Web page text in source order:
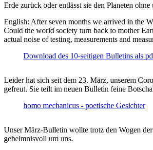
Erde zurück oder entlässt sie den Planeten
English: After seven months we arrived in the
Could the world society turn back to mother
actual noise of testing, measurements and
Download des 10-seitigen Bulletins als
Leider hat sich seit dem 23. März, unserem
gefreut. Sie teilt im neuen Bulletin feine
homo mechanicus - poetische Gesichter
Unser März-Bulletin wollte trotz den Wogen
geheimnisvoll um uns.